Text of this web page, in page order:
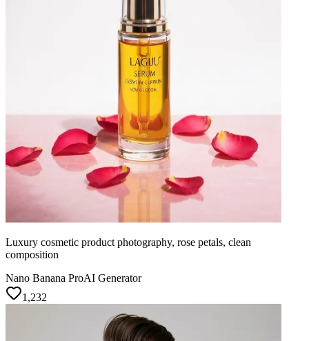
Luxury cosmetic product photography, rose petals, clean
composition
Nano Banana ProAI Generator
1,232